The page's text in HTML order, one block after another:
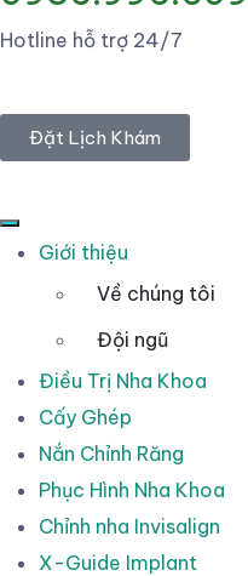
Hotline hỗ trợ 24/7
Đặt Lịch Khám
Giới thiệu
Về chúng tôi
Đội ngũ
Điều Trị Nha Khoa
Cấy Ghép
Nắn Chỉnh Răng
Phục Hình Nha Khoa
Chỉnh nha Invisalign
X-Guide Implant